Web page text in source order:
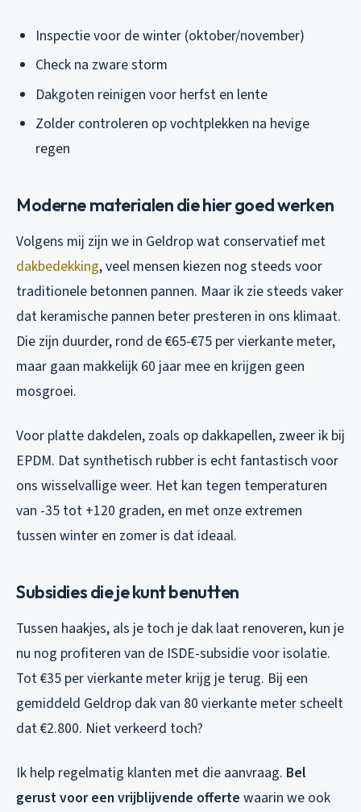
Inspectie voor de winter (oktober/november)
Check na zware storm
Dakgoten reinigen voor herfst en lente
Zolder controleren op vochtplekken na hevige
regen
Moderne materialen die hier goed werken
Volgens mij zijn we in Geldrop wat conservatief met
dakbedekking, veel mensen kiezen nog steeds voor
traditionele betonnen pannen. Maar ik zie steeds vaker
dat keramische pannen beter presteren in ons klimaat.
Die zijn duurder, rond de €65-€75 per vierkante meter,
maar gaan makkelijk 60 jaar mee en krijgen geen
mosgroei.
Voor platte dakdelen, zoals op dakkapellen, zweer ik bij
EPDM. Dat synthetisch rubber is echt fantastisch voor
ons wisselvallige weer. Het kan tegen temperaturen
van -35 tot +120 graden, en met onze extremen
tussen winter en zomer is dat ideaal.
Subsidies die je kunt benutten
Tussen haakjes, als je toch je dak laat renoveren, kun je
nu nog profiteren van de ISDE-subsidie voor isolatie.
Tot €35 per vierkante meter krijg je terug. Bij een
gemiddeld Geldrop dak van 80 vierkante meter scheelt
dat €2.800. Niet verkeerd toch?
Ik help regelmatig klanten met die aanvraag. Bel
gerust voor een vrijblijvende offerte waarin we ook